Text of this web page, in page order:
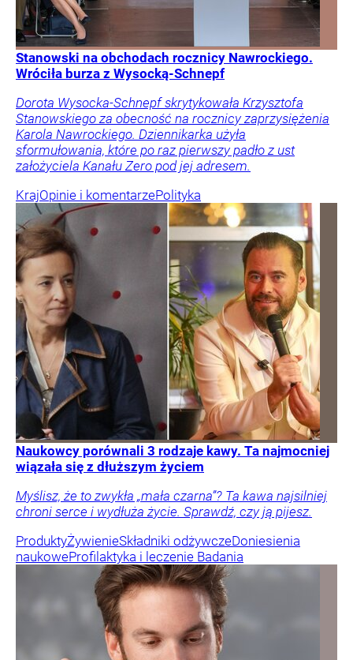
Stanowski na obchodach rocznicy Nawrockiego.
Wróciła burza z Wysocką-Schnepf
Dorota Wysocka-Schnepf skrytykowała Krzysztofa
Stanowskiego za obecność na rocznicy zaprzysiężenia
Karola Nawrockiego. Dziennikarka użyła
sformułowania, które po raz pierwszy padło z ust
założyciela Kanału Zero pod jej adresem.
KrajOpinie i komentarzePolityka
Naukowcy porównali 3 rodzaje kawy. Ta najmocniej
wiązała się z dłuższym życiem
Myślisz, że to zwykła „mała czarna”? Ta kawa najsilniej
chroni serce i wydłuża życie. Sprawdź, czy ją pijesz.
ProduktyŻywienieSkładniki odżywczeDoniesienia
naukoweProfilaktyka i leczenie Badania